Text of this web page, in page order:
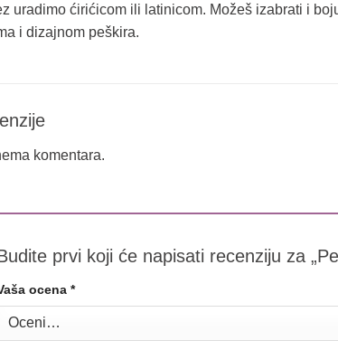
uradimo ćirićicom ili latinicom. Možeš izabrati i
i dizajnom peškira.
komentara.
prvi koji će napisati recenziju za
ocena *